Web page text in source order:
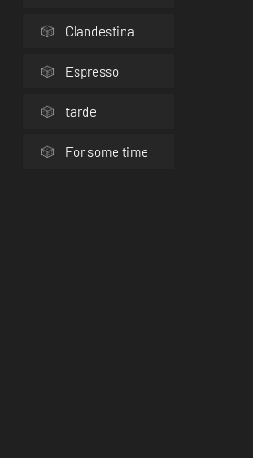
Clandestina
Espresso
tarde
For some time